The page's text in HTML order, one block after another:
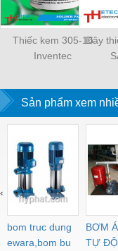
Thiếc kem 305-16
Inventec
Dây
Sản phẩm xem
bom truc dung
ewara,bom bu
BƠM
TỰ
‹